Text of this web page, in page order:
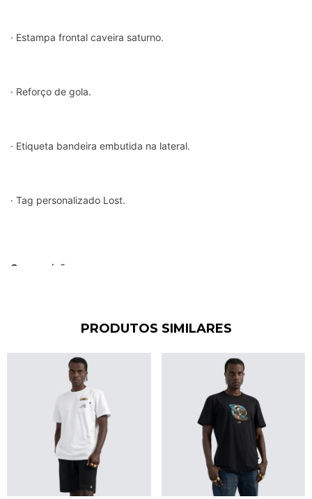
· Estampa frontal caveira saturno.
· Reforço de gola.
· Etiqueta bandeira embutida na lateral.
· Tag personalizado Lost.
Composição:
PRODUTOS SIMILARES